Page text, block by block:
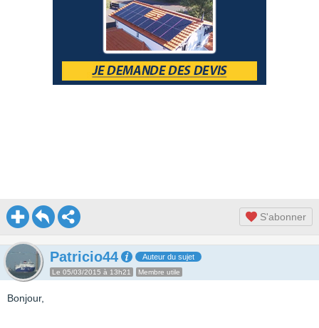
S'abonner
Patricio44 Auteur du sujet
Le 05/03/2015 à 13h21 Membre utile
Bonjour,